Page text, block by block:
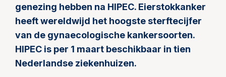
genezing hebben na HIPEC. Eierstokkanker
heeft wereldwijd het hoogste sterftecijfer
van de gynaecologische kankersoorten.
HIPEC is per 1 maart beschikbaar in tien
Nederlandse ziekenhuizen.